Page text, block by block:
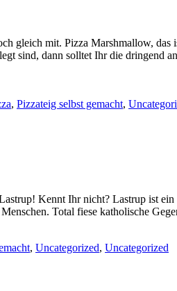
gleich mit. Pizza Marshmallow,
sind, dann solltet Ihr die
, Pizzateig selbst gemacht,
Kennt Ihr nicht? Lastrup ist
Total fiese katholische
, Uncategorized, Uncategorized